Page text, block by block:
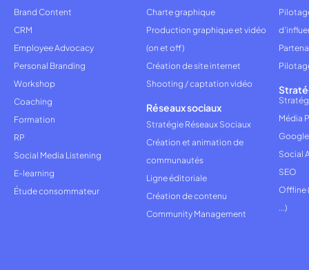
Brand Content
CRM
Employee Advocacy
Personal Branding
Workshop
Coaching
Formation
RP
Social Media Listening
E-learning
Étude consommateur
Charte graphique
Production graphique et vidéo
(on et off)
Création de site internet
Shooting / captation vidéo
Réseaux sociaux
Stratégie Réseaux Sociaux
Création et animation de
communautés
Ligne éditoriale
Création de contenu
Community Management
Média
Social
SEO
Offline
...)